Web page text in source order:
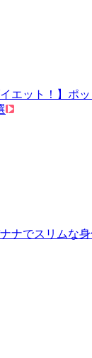
エット！】ポ
ナでスリムな